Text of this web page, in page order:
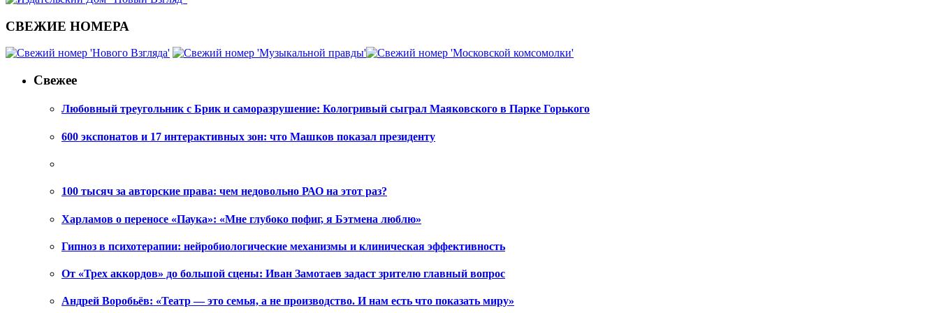
СВЕЖИЕ НОМЕРА
Свежее
Любовный треугольник с Брик и саморазрушение: Кологривый сыграл Маяковского в Парке Горького
600 экспонатов и 17 интерактивных зон: что Машков показал президенту
100 тысяч за авторские права: чем недовольно РАО на этот раз?
Харламов о переносе «Паука»: «Мне глубоко пофиг, я Бэтмена люблю»
Гипноз в психотерапии: нейробиологические механизмы и клиническая эффективность
От «Трех аккордов» до большой сцены: Иван Замотаев задаст зрителю главный вопрос
Андрей Воробьёв: «Театр — это семья, а не производство. И нам есть что показать миру»